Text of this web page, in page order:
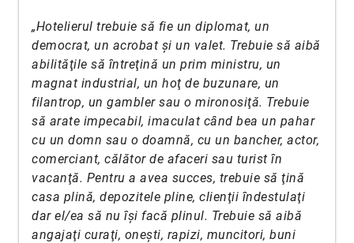
„Hotelierul trebuie să fie un diplomat, un
democrat, un acrobat şi un valet. Trebuie să aibă
abilităţile să întreţină un prim ministru, un
magnat industrial, un hoţ de buzunare, un
filantrop, un gambler sau o mironosiţă. Trebuie
să arate impecabil, imaculat când bea un pahar
cu un domn sau o doamnă, cu un bancher, actor,
comerciant, călător de afaceri sau turist în
vacanţă. Pentru a avea succes, trebuie să ţină
casa plină, depozitele pline, clienţii îndestulaţi
dar el/ea să nu îşi facă plinul. Trebuie să aibă
angajaţi curaţi, oneşti, rapizi, muncitori, buni